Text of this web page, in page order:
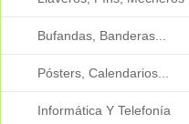
Bufandas, Banderas...
Pósters, Calendarios...
Informática Y Telefonía